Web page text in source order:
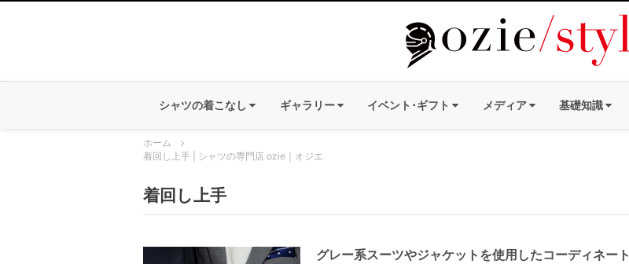
シャツの着こなし ギャラリー イベント･ギフト メディア 基礎知識
ホーム
着回し上手 | シャツの専門店 ozie｜オジエ
着回し上手
グレー系スーツやジャケットを使用したコーディネート